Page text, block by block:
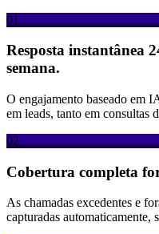
01
Resposta instantânea
semana.
O engajamento baseado em
em leads, tanto em consultas
02
Cobertura completa
As chamadas excedentes e
capturadas automaticamente,